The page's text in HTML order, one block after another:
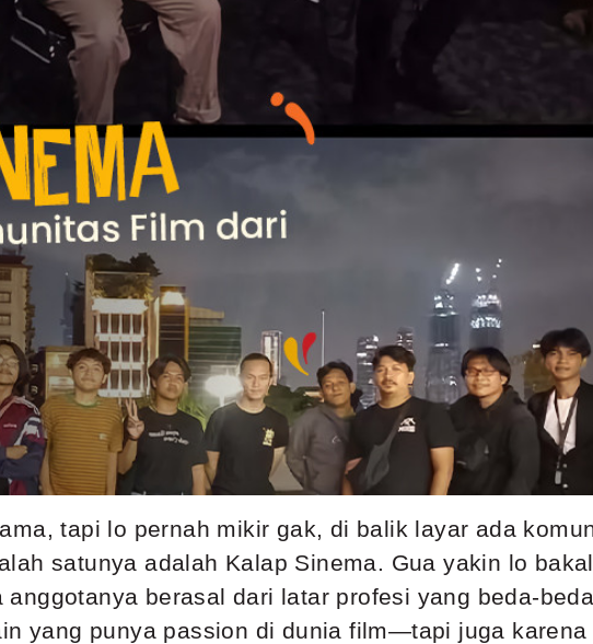
tapi lo pernah mikir gak, di balik layar ada
satunya adalah Kalap Sinema. Gua yakin lo
berasal dari latar profesi yang beda-
yang punya passion di dunia film—tapi juga karena